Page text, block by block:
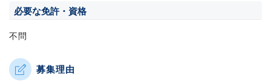
必要な免許・資格
不問
募集理由